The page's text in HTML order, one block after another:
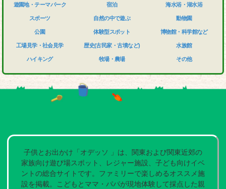
遊園地・テーマパーク
スポーツ
公園
工場見学・社会見学
ハイキング
宿泊
自然の中で遊ぶ
体験型スポット
歴史(古民家・古墳など)
牧場・農場
海水浴・湖水浴
動物園
博物館・科学館など
水族館
その他
子供とお出かけ「オデッソ 」は、関東および関東近郊の
家族向け遊び場スポット、レジャー施設、子ども向けイベ
ントの総合サイトです。ファミリーで楽しめるオススメ施
設を掲載。こどもとママ・パパが現地体験して採点した親